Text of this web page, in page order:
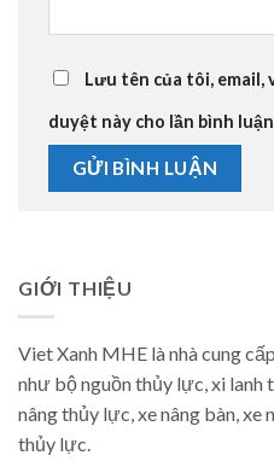
Lưu tên của tôi,
duyệt này cho lần bình
GIỚI THIỆU
Viet Xanh MHE là nhà cung
như bộ nguồn thủy lực, xi
nâng thủy lực, xe nâng bàn, xe
thủy lực.